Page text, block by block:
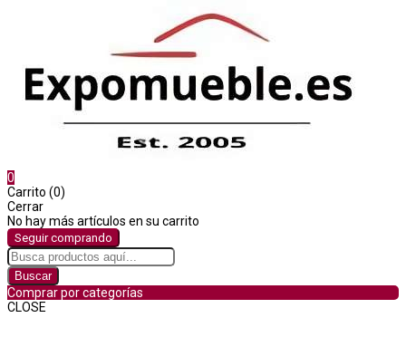
0
Carrito (0)
Cerrar
No hay más artículos en su carrito
Seguir comprando
Buscar
Comprar por categorías
CLOSE